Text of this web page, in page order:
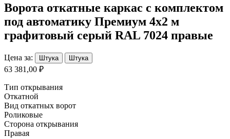
Ворота откатные каркас с комплектом
под автоматику Премиум 4х2 м
графитовый серый RAL 7024 правые
Цена за: Штука Штука
63 381,00 ₽
Тип открывания
Откатной
Вид откатных ворот
Роликовые
Сторона открывания
Правая